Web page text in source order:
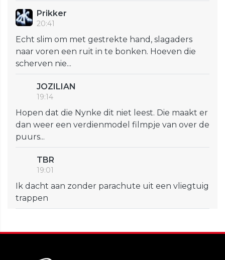
Prikker
20:41
Echt slim om met gestrekte hand, slagaders
naar voren een ruit in te bonken. Hoeven die
scherven nie...
JOZILIAN
19:14
Hopen dat die Nynke dit niet leest. Die maakt er
dan weer een verdienmodel filmpje van over de
puurs...
TBR
19:01
Ik dacht aan zonder parachute uit een vliegtuig
trappen